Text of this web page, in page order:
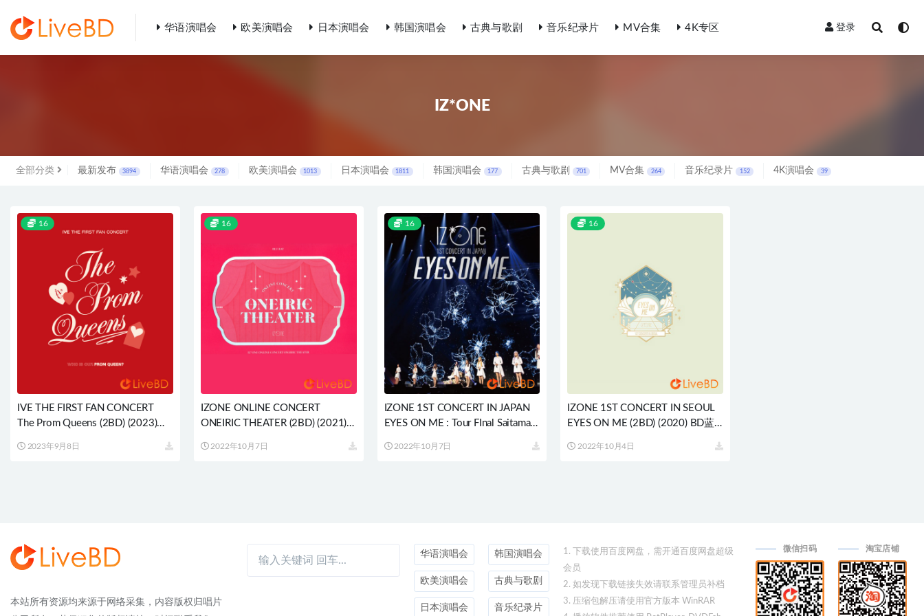
华语演唱会 欧美演唱会 日本演唱会 韩国演唱会 古典与歌剧 音乐纪录片 MV合集 4K专区 登录
IZ*ONE
全部分类 最新发布 3894 华语演唱会 278 欧美演唱会 1013 日本演唱会 1811 韩国演唱会 177 古典与歌剧 701 MV合集 264 音乐纪录片 152 4K演唱会 39
16
IVE THE FIRST FAN CONCERT
The Prom Queens (2BD) (2023)
2023年9月8日
16
IZONE ONLINE CONCERT
ONEIRIC THEATER (2BD) (2021)
2022年10月7日
16
IZONE 1ST CONCERT IN JAPAN
EYES ON ME : Tour FInal Saitama
原盘 81.3G
2022年10月7日
16
IZONE 1ST CONCERT IN SEOUL
EYES ON ME (2BD) (2020) BD蓝
2022年10月4日
本站所有资源均来源于网络采集，内容版权归唱片
华语演唱会
欧美演唱会
日本演唱会
韩国演唱会
古典与歌剧
音乐纪录片
1. 下载使用百度网盘，需开通百度网盘超级
会员
2. 如发现下载链接失效请联系管理员补档
3. 压缩包解压请使用官方版本 WinRAR
微信扫码 淘宝店铺